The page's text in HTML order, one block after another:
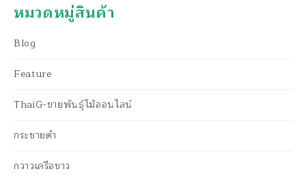
หมวดหมู่สินค้า
Blog
Feature
ThaiG-ขายพันธุ์ไม้ออนไลน์
กระชายดำ
กวาวเครือขาว